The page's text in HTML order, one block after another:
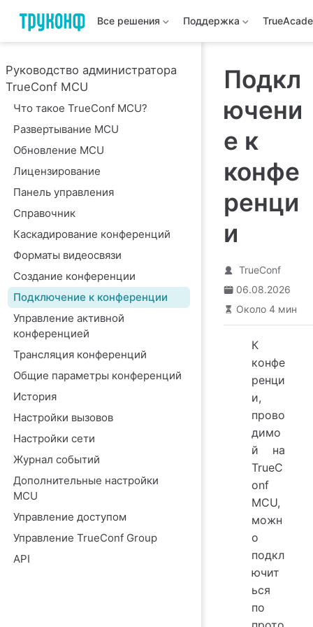
Все решения Поддержка
Руководство администратора
TrueConf MCU
Что такое TrueConf MCU?
Развертывание MCU
Обновление MCU
Лицензирование
Панель управления
Справочник
Каскадирование конференций
Форматы видеосвязи
Создание конференции
Подключение к конференции
Управление активной
конференцией
Трансляция конференций
Общие параметры конференций
История
Настройки вызовов
Настройки сети
Журнал событий
Дополнительные настройки
MCU
Управление доступом
Управление TrueConf Group
API
Подкл
ючени
е к
конфе
ренци
и
TrueConf
06.08.2026
Около 4 мин
К
конфе
ренци
и,
прово
димо
й на
TrueC
onf
MCU,
можн
о
подкл
ючит
ься
по